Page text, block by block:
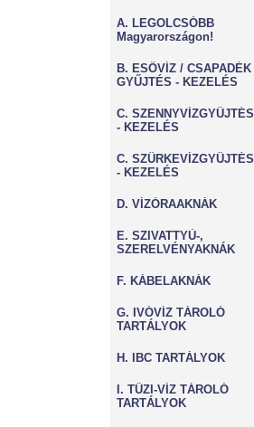
A. LEGOLCSÓBB
Magyarországon!
B. ESŐVÍZ / CSAPADÉK
GYŰJTÉS - KEZELÉS
C. SZENNYVÍZGYŰJTÉS
- KEZELÉS
C. SZÜRKEVÍZGYŰJTÉS
- KEZELÉS
D. VÍZÓRAAKNÁK
E. SZIVATTYÚ-,
SZERELVÉNYAKNÁK
F. KÁBELAKNÁK
G. IVÓVÍZ TÁROLÓ
TARTÁLYOK
H. IBC TARTÁLYOK
I. TŰZI-VÍZ TÁROLÓ
TARTÁLYOK